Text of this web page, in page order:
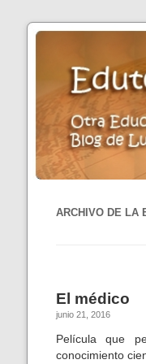
ARCHIVO DE LA
El médico
junio 21, 2016
Película que
conocimiento